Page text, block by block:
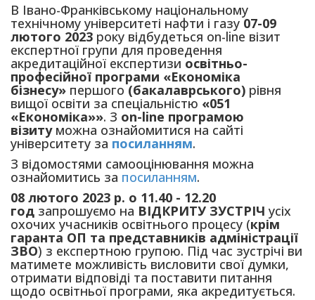
В Івано-Франківському національному
технічному університеті нафти і газу07-09
лютого 2023 року відбудеться оn-line візит
експертної групи для проведення
акредитаційної експертизи освітньо-
професійної програми «Економіка
бізнесу» першого(бакалаврського) рівня
вищої освіти за спеціальністю «051
«Економіка»». З оn-line програмою
візитуможна ознайомитися на сайті
університету за посиланням.
З відомостями самооцінювання можна
ознайомитись за посиланням.
08 лютого 2023 р. о 11.40 - 12.20
год запрошуємо на ВІДКРИТУ ЗУСТРІЧ усіх
охочих учасників освітнього процесу (крім
гаранта ОП та представників адміністрації
ЗВО) з експертною групою. Під час зустрічі ви
матимете можливість висловити свої думки,
отримати відповіді та поставити питання
щодо освітньої програми, яка акредитується.